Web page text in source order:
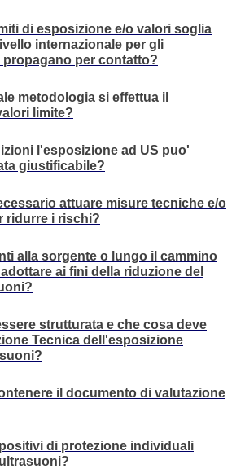
di esposizione e/o valori soglia
internazionale per gli
per contatto?
metodologia si effettua il
limite?
l'esposizione ad US puo'
giustificabile?
attuare misure tecniche e/o
ridurre i rischi?
alla sorgente o lungo il cammino
ai fini della riduzione del
strutturata e che cosa deve
Tecnica dell'esposizione
il documento di valutazione
di protezione individuali